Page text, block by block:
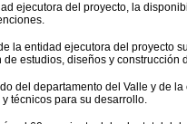
ejecutora del proyecto, la
la entidad ejecutora del proyecto
estudios, diseños y construcción
del departamento del Valle y de
técnicos para su desarrollo.